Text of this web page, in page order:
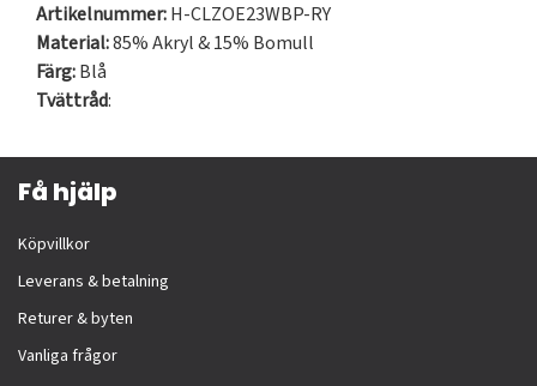
Artikelnummer:H-CLZOE23WBP-RY
Material:85% Akryl & 15% Bomull
Färg:Blå
Tvättråd:
Få hjälp
Köpvillkor
Leverans & betalning
Returer & byten
Vanliga frågor